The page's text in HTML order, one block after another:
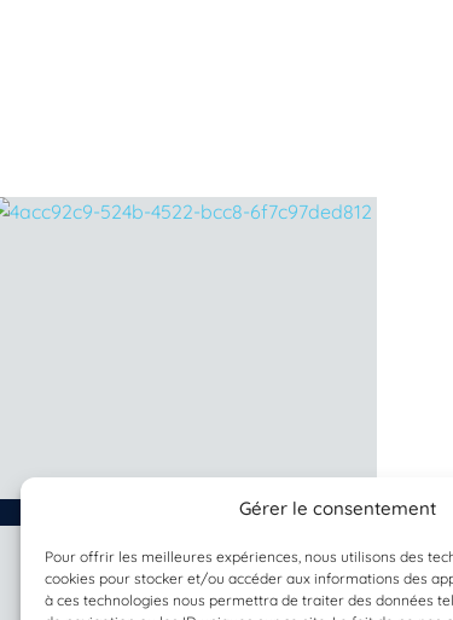
Gérer le consentement
Pour offrir les meilleures expériences, nous utilisons des
cookies pour stocker et/ou accéder aux informations des
à ces technologies nous permettra de traiter des données
Espèce à identifier